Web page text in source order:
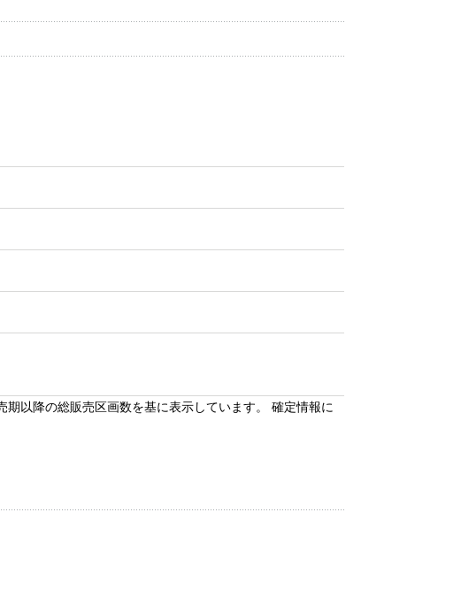
以降の総販売区画数を基に表示しています。 確定情報に